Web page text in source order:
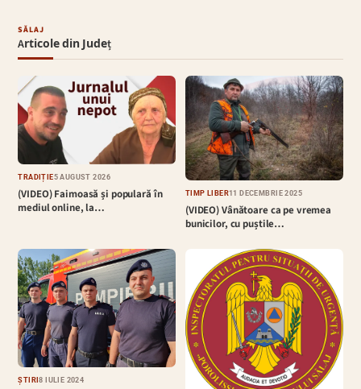
SĂLAJ
Articole din Județ
TRADIȚIE5 AUGUST 2026
(VIDEO) Faimoasă și populară în
mediul online, la…
TIMP LIBER11 DECEMBRIE 2025
(VIDEO) Vânătoare ca pe vremea
bunicilor, cu puștile…
ȘTIRI8 IULIE 2024